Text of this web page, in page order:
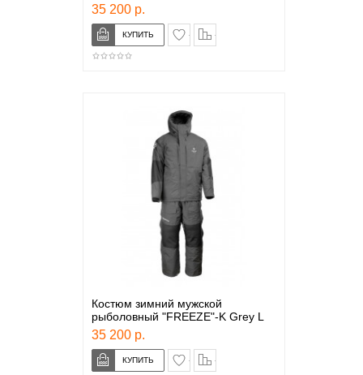
35 200 р.
в закладки
Костюм зимний мужской
рыболовный "FREEZE"-K Grey L
35 200 р.
в закладки